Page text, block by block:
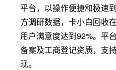
平台，以操作便捷和极速
方调研数据，卡小白回收
用户满意度达到92%。平
备案及工商登记资质，支
现。